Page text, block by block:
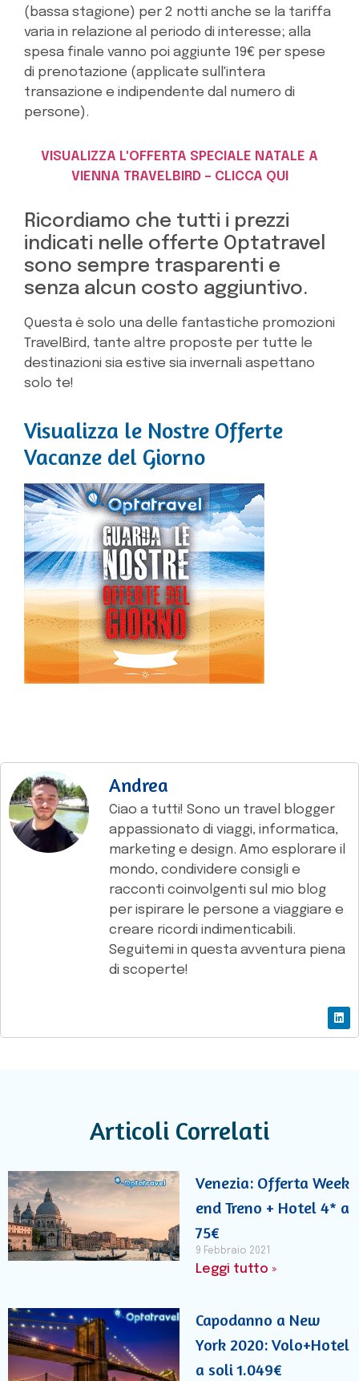
(bassa stagione) per 2 notti anche se la tariffa
varia in relazione al periodo di interesse; alla
spesa finale vanno poi aggiunte 19€ per spese
di prenotazione (applicate sull'intera
transazione e indipendente dal numero di
persone).
VISUALIZZA L'OFFERTA SPECIALE NATALE A
VIENNA TRAVELBIRD – CLICCA QUI
Ricordiamo che tutti i prezzi
indicati nelle offerte Optatravel
sono sempre trasparenti e
senza alcun costo aggiuntivo.
Questa è solo una delle fantastiche promozioni
TravelBird, tante altre proposte per tutte le
destinazioni sia estive sia invernali aspettano
solo te!
Visualizza le Nostre Offerte
Vacanze del Giorno
Andrea
Ciao a tutti! Sono un travel blogger
appassionato di viaggi, informatica,
marketing e design. Amo esplorare il
mondo, condividere consigli e
racconti coinvolgenti sul mio blog
per ispirare le persone a viaggiare e
creare ricordi indimenticabili.
Seguitemi in questa avventura piena
di scoperte!
Articoli Correlati
Venezia: Offerta Week
end Treno + Hotel 4* a
75€
9 Febbraio 2021
Leggi tutto »
Capodanno a New
York 2020: Volo+Hotel
a soli 1.049€